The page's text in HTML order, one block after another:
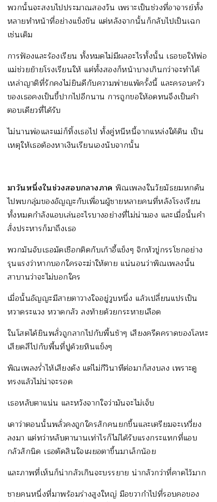
พวกนั้นจะสงบไปประมาณสองวัน เพราะเป็นช่วงที่อาจารย์ทั้ง
หลายทำหน้าที่อย่างแข็งขัน แต่หลังจากนั้นก็กลับไปเป็นเฉก
เช่นเดิม
การฟ้องและร้องเรียน ทั้งหมดไม่มีผลอะไรทั้งนั้น เธอขอให้พ่อ
แม่ช่วยย้ายโรงเรียนให้ แต่ทั้งสองก็หน้าบางเกินกว่าจะทำได้
เหล่าญาติที่รักคงไม่ยินดีกับความพ่ายแพ้ครั้งนี้ และครอบครัว
ของเธอคงเป็นขี้ปากไปอีกนาน การถูกขอให้อดทนจึงเป็นคำ
ตอบเดียวที่ได้รับ
ไม่นานพ่อและแม่ก็ทิ้งเธอไป ทั้งคู่หนีหนี้จากแหล่งใต้ดิน เป็น
เหตุให้เธอต้องหาเงินเรียนเองนับจากนั้น
มาวันหนึ่งในช่วงสอบกลางภาค พิณเพลงในวัยมัธยมหกดัน
ไปพบกลุ่มของอัญญะกับเพื่อนผู้ชายหลายคนที่หลังโรงเรียน
ทั้งหมดกำลังแอบเล่นอะไรบางอย่างที่ไม่น่ามอง และเมื่อนั้นคำ
สั่งประหารก็มาถึงเธอ
พวกมันจับเธอมัดเชือกติดกับเก้าอี้แข็งๆ จิกหัวขู่กรรโชกอย่าง
รุนแรงว่าหากบอกใครจะฆ่าให้ตาย แน่นอนว่าพิณเพลงนั้น
สาบานว่าจะไม่บอกใคร
เมื่อนั้นอัญญะมีสายตาวางใจอยู่วูบหนึ่ง แล้วเปลี่ยนแปรเป็น
หวาดระแวง หวาดกลัว ลงท้ายด้วยกระหายเลือด
ในโสตได้ยินพลั่วถูกลากไปกับพื้นช้าๆ เสียงครืดคราดของโลหะ
เสียดสีไปกับพื้นที่ปูด้วยหินแข็งๆ
พิณเพลงร่ำไห้เสียงดัง แต่ไม่กีวินาทีต่อมาก็สงบลง เพราะดู
ทรงแล้วไม่น่าจะรอด
เธอหลับตาแน่น และหวังจากใจว่ามันจะไม่เจ็บ
เดาว่าตอนนั้นพลั่วคงถูกใครสักคนยกขึ้นและเตรียมจะเหวี่ยง
ลงมา แต่ทว่าหลับตานานเท่าไรก็ไม่ได้รับแรงกระแทกที่แอบ
กลัวสักนิด เธอตัดสินใจเผยอตาขึ้นมาเล็กน้อย
และภาพที่เห็นก็น่ากลัวเกินจะบรรยาย น่ากลัวกว่าที่คาดไว้มาก
ชายคนหนึ่งที่มาพร้อมร่างสูงใหญ่ มือขวากำไปที่รอบคอของ